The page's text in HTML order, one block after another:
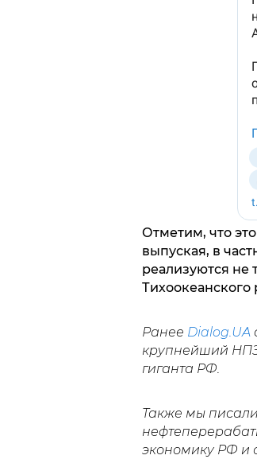
Отметим, что
выпуская, в
реализуются не
Тихоокеанского
Ранее Dialog.UA
крупнейший НПЗ
гиганта РФ.
Также мы
экономику РФ и